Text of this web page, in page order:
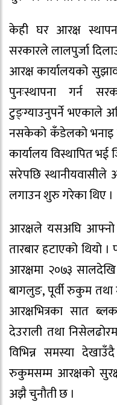
केही घर आरक्ष
सरकारले लालपुर्जा
आरक्ष कार्यालयको
पुनःस्थापना गर्न
टुङ्ग्याउनुपर्ने भएकाले
नसकेको कँडेलको भनाइ छ
कार्यालय विस्थापित
सरेपछि स्थानीयवासीले
लगाउन शुरु गरेका थिए ।
आरक्षले यसअघि आफ्नो
तारबार हटाएको थियो ।
आरक्षमा २०७३
बागलुङ, पूर्वी रुकुम तथा
आरक्षभित्रका सात
देउराली तथा
विभिन्न समस्या
रुकुमसम्म आरक्षको
अझै चुनौती छ ।